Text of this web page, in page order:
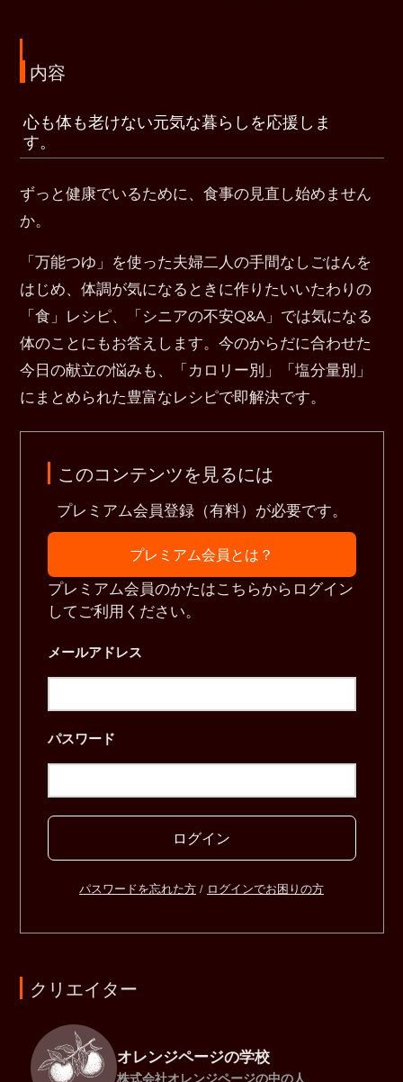
内容
心も体も老けない元気な暮らしを応援しま
す。
ずっと健康でいるために、食事の見直し始めません
か。
「万能つゆ」を使った夫婦二人の手間なしごはんを
はじめ、体調が気になるときに作りたいいたわりの
「食」レシピ、「シニアの不安Q&A」では気になる
体のことにもお答えします。今のからだに合わせた
今日の献立の悩みも、「カロリー別」「塩分量別」
にまとめられた豊富なレシピで即解決です。
このコンテンツを見るには
プレミアム会員登録（有料）が必要です。
プレミアム会員とは？
プレミアム会員のかたはこちらからログイン
してご利用ください。
メールアドレス
パスワード
ログイン
パスワードを忘れた方 / ログインでお困りの方
クリエイター
オレンジページの学校